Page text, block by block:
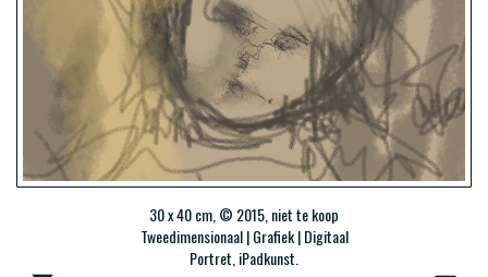
30 x 40 cm, © 2015, niet te koop
Tweedimensionaal | Grafiek | Digitaal
Portret, iPadkunst.